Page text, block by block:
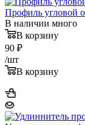
Профиль угловой
В наличии много
В корзину
90 ₽
/шт
В корзину